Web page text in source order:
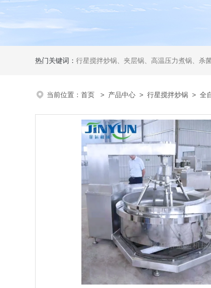
热门关键词： 行星搅拌炒锅、夹层锅、高温压力煮锅、杀菌锅
当前位置： 首页 > 产品中心 > 行星搅拌炒锅 > 全